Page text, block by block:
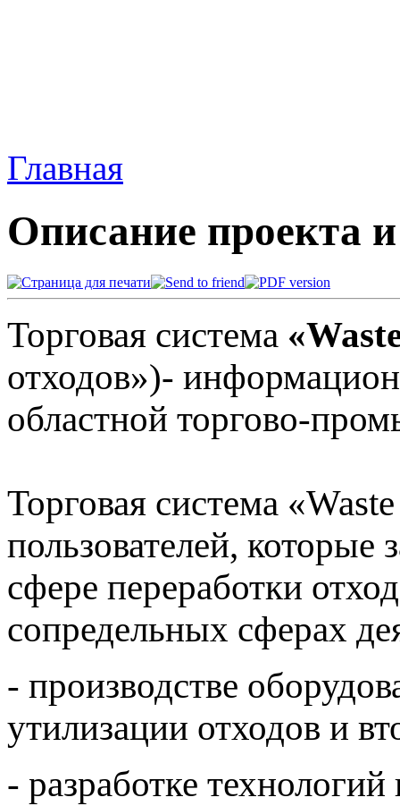
Главная
Описание проекта
Торговая система
отходов»)-
областной торгово-
Торговая система
пользователей, которые
сфере переработки
сопредельных сферах
- производстве
утилизации отходов и
- разработке